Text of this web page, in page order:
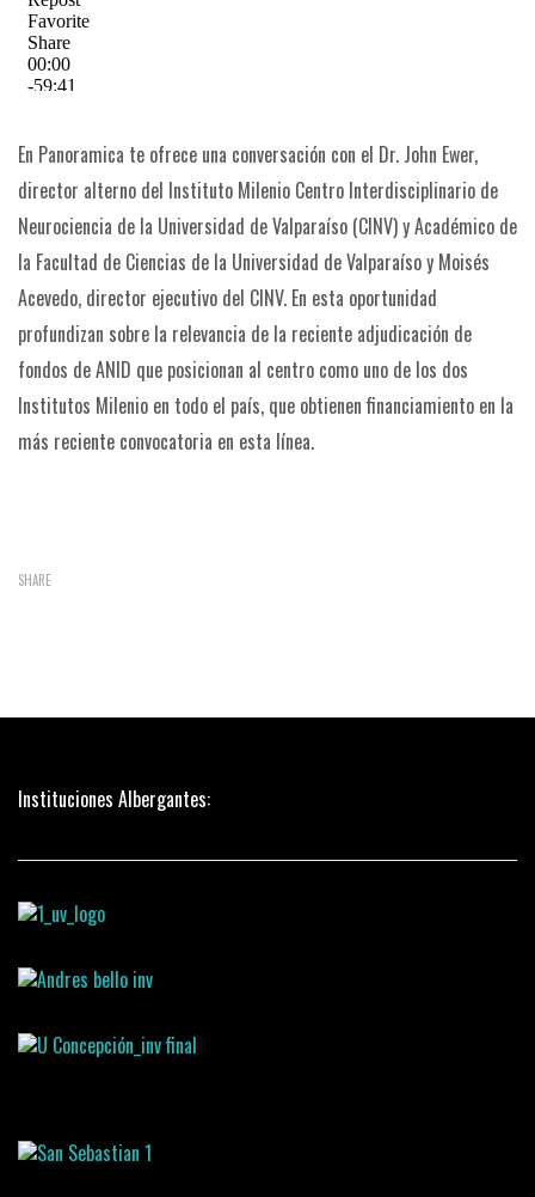
En Panoramica te ofrece una conversación con el Dr. John Ewer,
director alterno del Instituto Milenio Centro Interdisciplinario de
Neurociencia de la Universidad de Valparaíso (CINV) y Académico de
la Facultad de Ciencias de la Universidad de Valparaíso y Moisés
Acevedo, director ejecutivo del CINV. En esta oportunidad
profundizan sobre la relevancia de la reciente adjudicación de
fondos de ANID que posicionan al centro como uno de los dos
Institutos Milenio en todo el país, que obtienen financiamiento en la
más reciente convocatoria en esta línea.
SHARE
Instituciones Albergantes: